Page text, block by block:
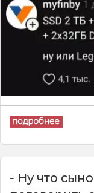
- Ну что